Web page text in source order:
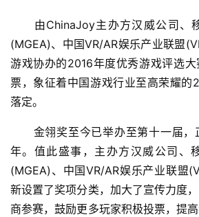
由ChinaJoy主办方汉威公司、
(MGEA)、中国VR/AR娱乐产业联盟
游戏协办的2016年度优秀游戏评选大
票，象征着中国游戏行业至高荣耀的
落定。
金翎奖至今已举办至第十一届，
年。值此盛事，主办方汉威公司、
(MGEA)、中国VR/AR娱乐产业联盟
新设置了奖项分类，加大了宣传力度
商参赛，鼓励更多玩家积极投票，提